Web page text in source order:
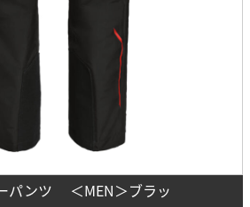
パンツ ＜MEN＞ブラッ